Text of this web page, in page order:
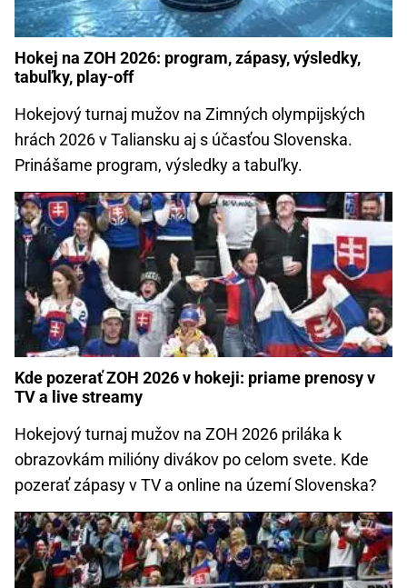
Hokej na ZOH 2026: program, zápasy, výsledky,
tabuľky, play-off
Hokejový turnaj mužov na Zimných olympijských
hrách 2026 v Taliansku aj s účasťou Slovenska.
Prinášame program, výsledky a tabuľky.
Kde pozerať ZOH 2026 v hokeji: priame prenosy v
TV a live streamy
Hokejový turnaj mužov na ZOH 2026 priláka k
obrazovkám milióny divákov po celom svete. Kde
pozerať zápasy v TV a online na území Slovenska?